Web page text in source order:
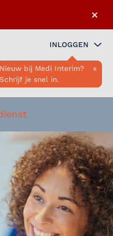
×
INLOGGEN
Nieuw bij Medi Interim?
Schrijf je snel in.
x
Zoeken